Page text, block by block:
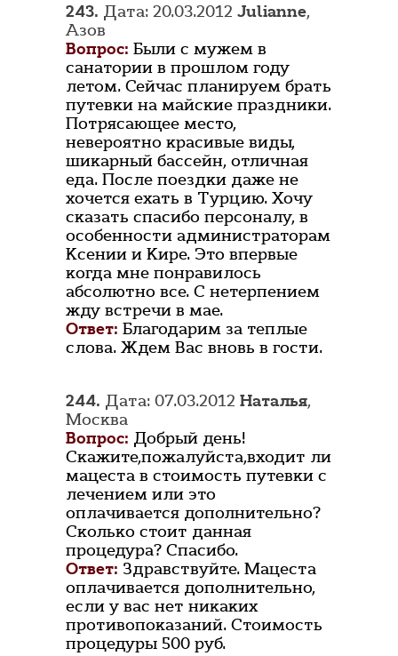
243. Дата: 20.03.2012 Julianne,
Азов
Вопрос: Были с мужем в
санатории в прошлом году
летом. Сейчас планируем брать
путевки на майские праздники.
Потрясающее место,
невероятно красивые виды,
шикарный бассейн, отличная
еда. После поездки даже не
хочется ехать в Турцию. Хочу
сказать спасибо персоналу, в
особенности администраторам
Ксении и Кире. Это впервые
когда мне понравилось
абсолютно все. С нетерпением
жду встречи в мае.
Ответ: Благодарим за теплые
слова. Ждем Вас вновь в гости.
244. Дата: 07.03.2012 Наталья,
Москва
Вопрос: Добрый день!
Скажите,пожалуйста,входит ли
мацеста в стоимость путевки с
лечением или это
оплачивается дополнительно?
Сколько стоит данная
процедура? Спасибо.
Ответ: Здравствуйте. Мацеста
оплачивается дополнительно,
если у вас нет никаких
противопоказаний. Стоимость
процедуры 500 руб.